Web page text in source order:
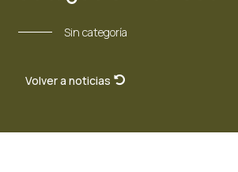
Sin categoría
Volver a noticias